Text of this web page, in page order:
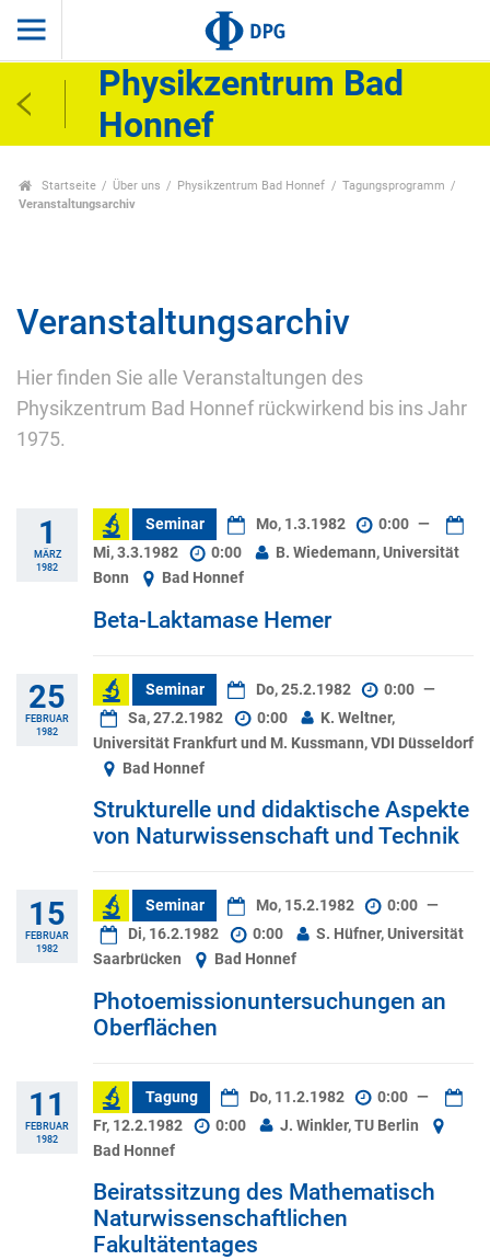
Physikzentrum Bad
Honnef
Startseite Über uns Physikzentrum Bad Honnef
Tagungsprogramm
Veranstaltungsarchiv
Veranstaltungsarchiv
Hier finden Sie alle Veranstaltungen des
Physikzentrum Bad Honnef rückwirkend bis ins Jahr
1975.
1
MÄRZ
1982
Seminar Mo, 1.3.1982 0:00 —
Mi, 3.3.1982
0:00
B. Wiedemann, Universität
Bonn
Bad Honnef
Beta-Laktamase Hemer
25
FEBRUAR
1982
Seminar Do, 25.2.1982 0:00 —
Sa, 27.2.1982
0:00
K. Weltner,
Universität Frankfurt und M. Kussmann, VDI Düsseldorf
Bad Honnef
Strukturelle und didaktische Aspekte
von Naturwissenschaft und Technik
15
FEBRUAR
1982
Seminar Mo, 15.2.1982 0:00 —
Di, 16.2.1982
0:00
S. Hüfner, Universität
Saarbrücken
Bad Honnef
Photoemissionuntersuchungen an
Oberflächen
11
FEBRUAR
1982
Tagung Do, 11.2.1982 0:00 —
Fr, 12.2.1982
0:00
J. Winkler, TU Berlin
Bad Honnef
Beiratssitzung des Mathematisch
Naturwissenschaftlichen
Fakultätentages